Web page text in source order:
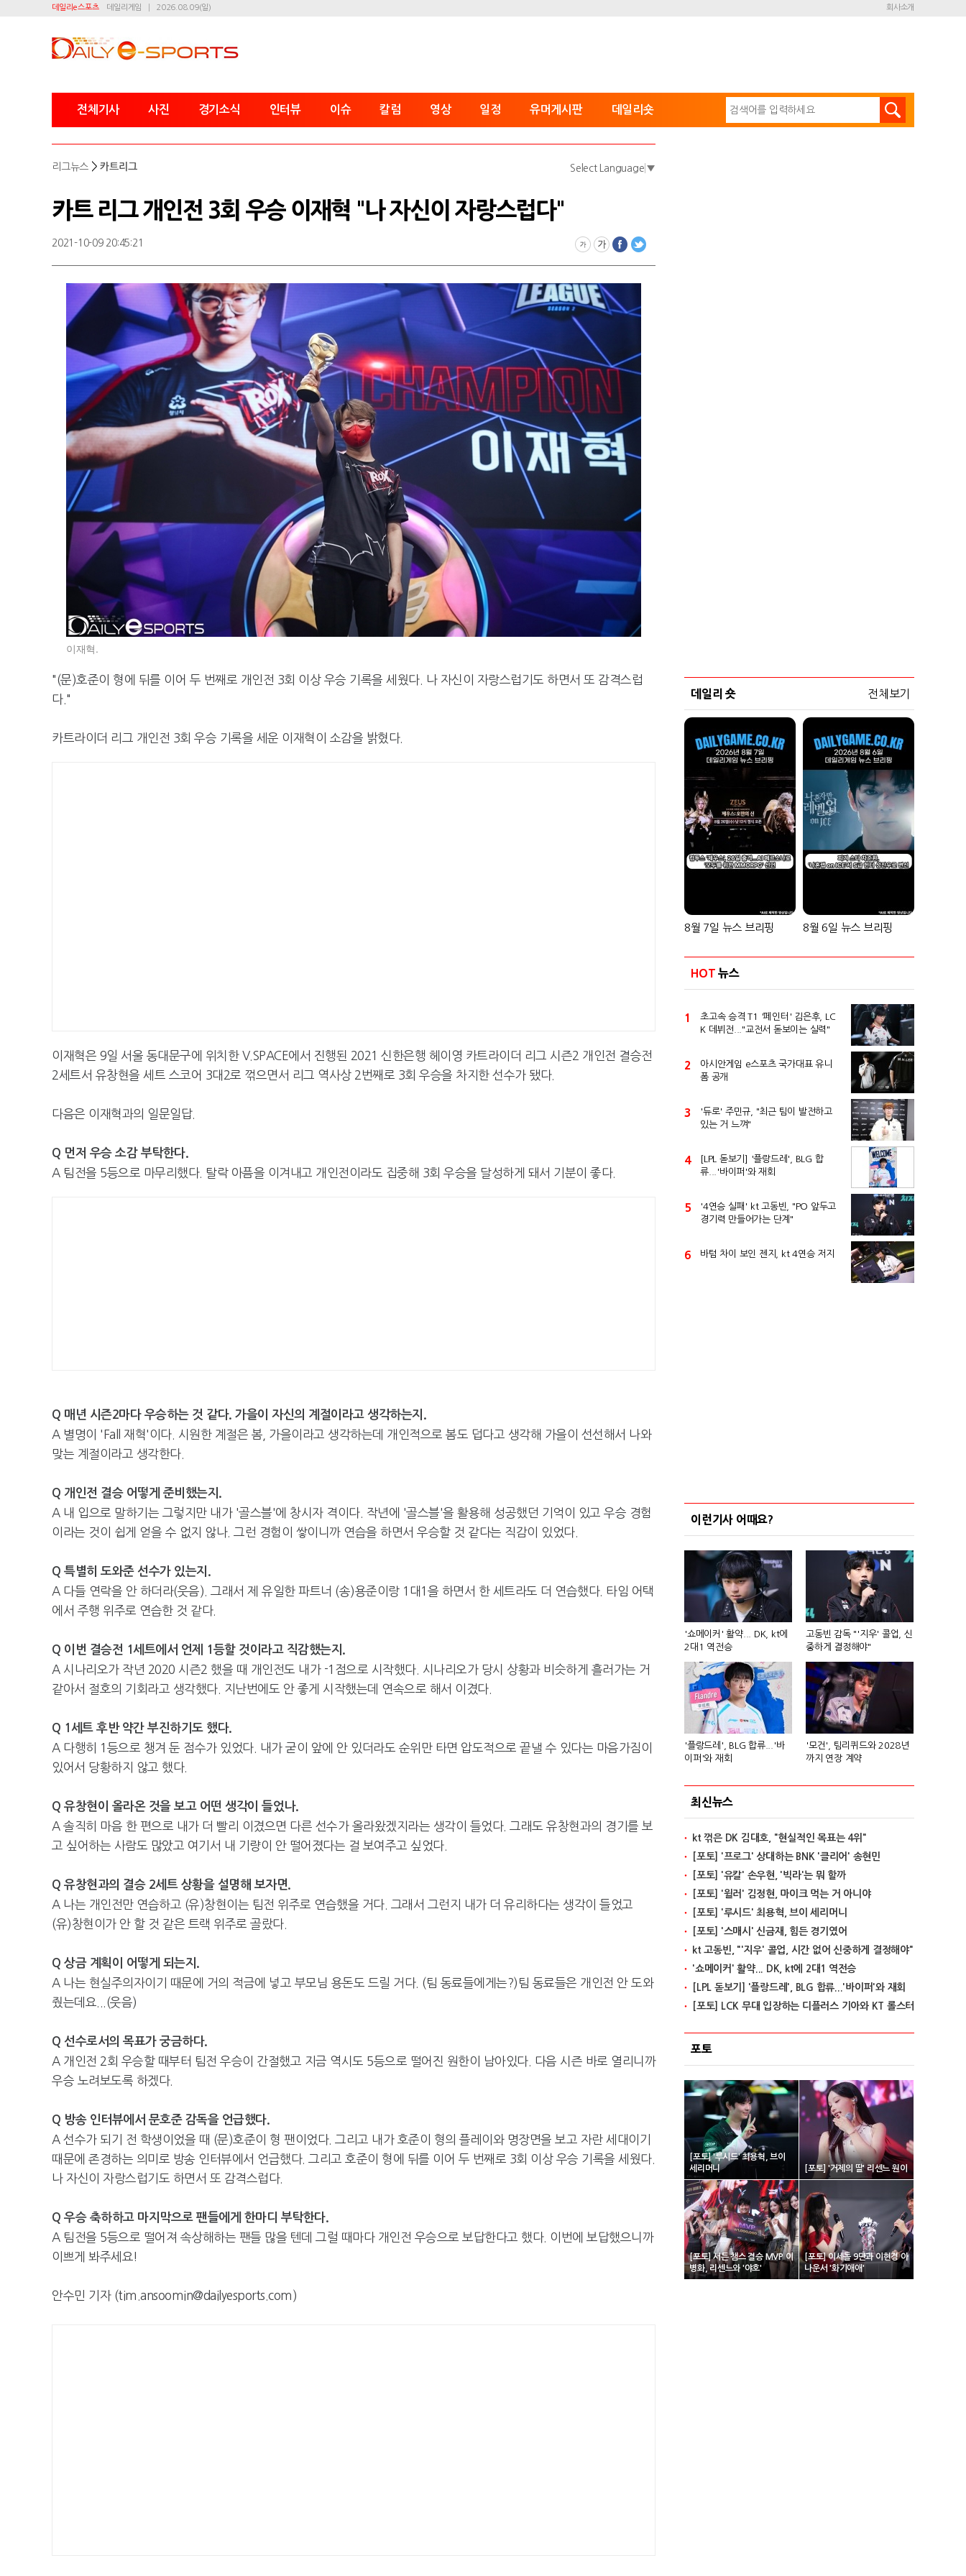
데일리e스포츠 데일리게임 2026.08.09(일) 회사소개
전체기사 사진 경기소식 인터뷰 이슈 칼럼 영상 일정 유머게시판 데일리숏
리그뉴스 >카트리그 Select Language ▼
카트 리그 개인전 3회 우승 이재혁 "나 자신이 자랑스럽다"
2021-10-09 20:45:21
이재혁.
"(문)호준이 형에 뒤를 이어 두 번째로 개인전 3회 이상 우승 기록을 세웠다. 나 자신이 자랑스럽기도 하면서 또 감격스럽
다."
카트라이더 리그 개인전 3회 우승 기록을 세운 이재혁이 소감을 밝혔다.
이재혁은 9일 서울 동대문구에 위치한 V.SPACE에서 진행된 2021 신한은행 헤이영 카트라이더 리그 시즌2 개인전 결승전
2세트서 유창현을 세트 스코어 3대2로 꺾으면서 리그 역사상 2번째로 3회 우승을 차지한 선수가 됐다.
다음은 이재혁과의 일문일답.
Q 먼저 우승 소감 부탁한다.
A 팀전을 5등으로 마무리했다. 탈락 아픔을 이겨내고 개인전이라도 집중해 3회 우승을 달성하게 돼서 기분이 좋다.
Q 매년 시즌2마다 우승하는 것 같다. 가을이 자신의 계절이라고 생각하는지.
A 별명이 'Fall 재혁'이다. 시원한 계절은 봄, 가을이라고 생각하는데 개인적으로 봄도 덥다고 생각해 가을이 선선해서 나와
맞는 계절이라고 생각한다.
Q 개인전 결승 어떻게 준비했는지.
A 내 입으로 말하기는 그렇지만 내가 '골스블'에 창시자 격이다. 작년에 '골스블'을 활용해 성공했던 기억이 있고 우승 경험
이라는 것이 쉽게 얻을 수 없지 않나. 그런 경험이 쌓이니까 연습을 하면서 우승할 것 같다는 직감이 있었다.
Q 특별히 도와준 선수가 있는지.
A 다들 연락을 안 하더라(웃음). 그래서 제 유일한 파트너 (송)용준이랑 1대1을 하면서 한 세트라도 더 연습했다. 타임 어택
에서 주행 위주로 연습한 것 같다.
Q 이번 결승전 1세트에서 언제 1등할 것이라고 직감했는지.
A 시나리오가 작년 2020 시즌2 했을 때 개인전도 내가 -1점으로 시작했다. 시나리오가 당시 상황과 비슷하게 흘러가는 거
같아서 절호의 기회라고 생각했다. 지난번에도 안 좋게 시작했는데 연속으로 해서 이겼다.
Q 1세트 후반 약간 부진하기도 했다.
A 다행히 1등으로 챙겨 둔 점수가 있었다. 내가 굳이 앞에 안 있더라도 순위만 타면 압도적으로 끝낼 수 있다는 마음가짐이
있어서 당황하지 않고 했다.
Q 유창현이 올라온 것을 보고 어떤 생각이 들었나.
A 솔직히 마음 한 편으로 내가 더 빨리 이겼으면 다른 선수가 올라왔겠지라는 생각이 들었다. 그래도 유창현과의 경기를 보
고 싶어하는 사람도 많았고 여기서 내 기량이 안 떨어졌다는 걸 보여주고 싶었다.
Q 유창현과의 결승 2세트 상황을 설명해 보자면.
A 나는 개인전만 연습하고 (유)창현이는 팀전 위주로 연습했을 거다. 그래서 그런지 내가 더 유리하다는 생각이 들었고
(유)창현이가 안 할 것 같은 트랙 위주로 골랐다.
Q 상금 계획이 어떻게 되는지.
A 나는 현실주의자이기 때문에 거의 적금에 넣고 부모님 용돈도 드릴 거다. (팀 동료들에게는?)팀 동료들은 개인전 안 도와
줬는데요...(웃음)
Q 선수로서의 목표가 궁금하다.
A 개인전 2회 우승할 때부터 팀전 우승이 간절했고 지금 역시도 5등으로 떨어진 원한이 남아있다. 다음 시즌 바로 열리니까
우승 노려보도록 하겠다.
Q 방송 인터뷰에서 문호준 감독을 언급했다.
A 선수가 되기 전 학생이었을 때 (문)호준이 형 팬이었다. 그리고 내가 호준이 형의 플레이와 명장면을 보고 자란 세대이기
때문에 존경하는 의미로 방송 인터뷰에서 언급했다. 그리고 호준이 형에 뒤를 이어 두 번째로 3회 이상 우승 기록을 세웠다.
나 자신이 자랑스럽기도 하면서 또 감격스럽다.
Q 우승 축하하고 마지막으로 팬들에게 한마디 부탁한다.
A 팀전을 5등으로 떨어져 속상해하는 팬들 많을 텐데 그럴 때마다 개인전 우승으로 보답한다고 했다. 이번에 보답했으니까
이쁘게 봐주세요!
안수민 기자 (tim.ansoomin@dailyesports.com)
데일리 숏 전체보기
8월 7일 뉴스 브리핑 8월 6일 뉴스 브리핑
HOT 뉴스
1
초고속 승격 T1 '페인터' 김은후, LC
K 데뷔전..."교전서 돋보이는 실력"
2
아시안게임 e스포츠 국가대표 유니
폼 공개
3
'듀로' 주민규, "최근 팀이 발전하고
있는 거 느껴"
4
[LPL 돋보기] '플랑드레', BLG 합
류...'바이퍼'와 재회
5
'4연승 실패' kt 고동빈, "PO 앞두고
경기력 만들어가는 단계"
6 바텀 차이 보인 젠지, kt 4연승 저지
이런기사 어때요?
'쇼메이커' 활약... DK, kt에
2대1 역전승
고동빈 감독 "'지우' 콜업, 신
중하게 결정해야"
'플랑드레', BLG 합류...'바
이퍼'와 재회
'모건', 팀리퀴드와 2028년
까지 연장 계약
최신뉴스
kt 꺾은 DK 김대호, "현실적인 목표는 4위"
[포토] '프로그' 상대하는 BNK '클리어' 송현민
[포토] '유칼' 손우현, '빅라'는 뭐 할까
[포토] '윌러' 김정현, 마이크 먹는 거 아니야
[포토] '루시드' 최용혁, 브이 세리머니
[포토] '스매시' 신금재, 힘든 경기였어
kt 고동빈, "'지우' 콜업, 시간 없어 신중하게 결정해야"
'쇼메이커' 활약... DK, kt에 2대1 역전승
[LPL 돋보기] '플랑드레', BLG 합류...'바이퍼'와 재회
[포토] LCK 무대 입장하는 디플러스 기아와 KT 롤스터
포토
[포토] '루시드' 최용혁, 브이
세리머니
[포토] '거제의 딸' 리센느 원이
[포토] 서든 챔스 결승 MVP 이
병화, 리센느와 '야호'
[포토] 이세돌 9단과 이현경 아
나운서 '화기애애'